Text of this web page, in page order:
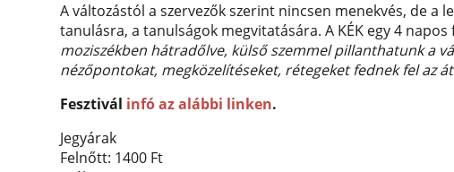
A változástól a szervezők szerint nincsen menekvés, de a
tanulásra, a tanulságok megvitatására. A KÉK egy 4
moziszékben hátradőlve, külső szemmel pillanthatunk a
nézőpontokat, megközelítéseket, rétegeket fednek fel az
Fesztivál infó az alábbi linken.
Jegyárak
Felnőtt: 1400 Ft